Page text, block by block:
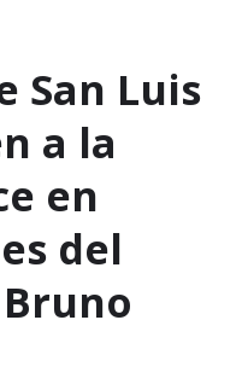
San Luis
a la
en
del